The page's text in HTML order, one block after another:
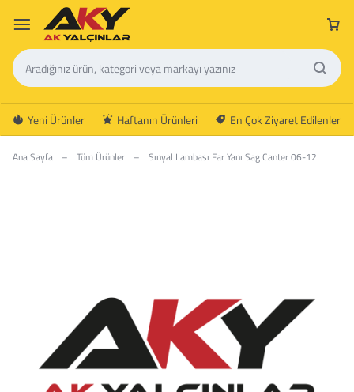
Yeni Ürünler Haftanın Ürünleri En Çok Ziyaret Edilenler
Ana Sayfa – Tüm Ürünler – Sınyal Lambası Far Yanı Sag Canter 06-12